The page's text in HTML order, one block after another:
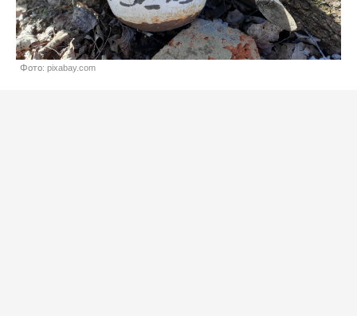
Фото: pixabay.com